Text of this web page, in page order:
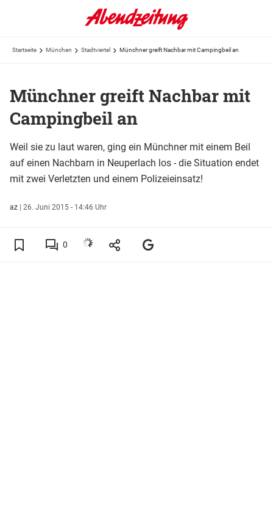
Startseite München Stadtviertel Münchner greift Nachbar mit Campingbeil an
Münchner greift Nachbar mit
Campingbeil an
Weil sie zu laut waren, ging ein Münchner mit einem Beil
auf einen Nachbarn in Neuperlach los - die Situation endet
mit zwei Verletzten und einem Polizeieinsatz!
az | 26. Juni 2015 - 14:46 Uhr
0